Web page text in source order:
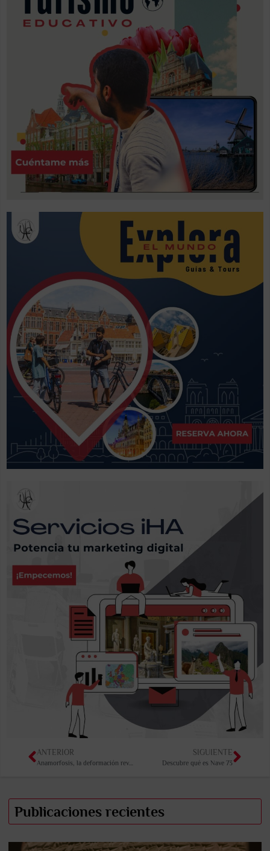
ANTERIOR
Anamorfosis, la deformación reversible
SIGUIENTE
Descubre qué es Nave 73
Publicaciones recientes